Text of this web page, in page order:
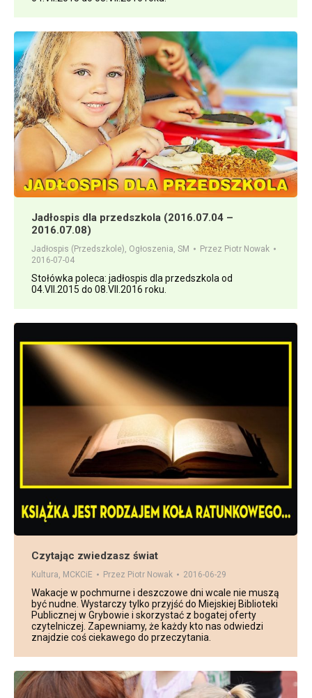
Jadłospis dla przedszkola (2016.07.04 –
2016.07.08)
Jadłospis (Przedszkole) Ogłoszenia SM Przez Piotr Nowak
2016-07-04
Stołówka poleca: jadłospis dla przedszkola od
04.VII.2015 do 08.VII.2016 roku.
Czytając zwiedzasz świat
Kultura, MCKCiE Przez Piotr Nowak 2016-06-29
Wakacje w pochmurne i deszczowe dni wcale nie muszą
być nudne. Wystarczy tylko przyjść do Miejskiej Biblioteki
Publicznej w Grybowie i skorzystać z bogatej oferty
czytelniczej. Zapewniamy, że każdy kto nas odwiedzi
znajdzie coś ciekawego do przeczytania.